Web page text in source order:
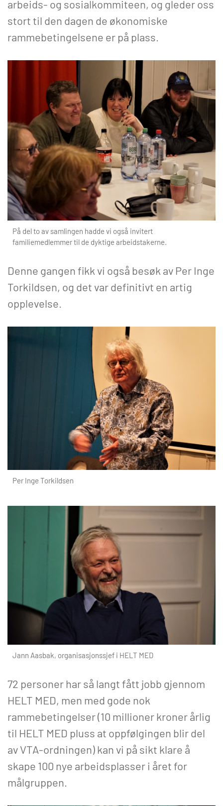
arbeids- og sosialkommiteen, og gleder oss
stort til den dagen de økonomiske
rammebetingelsene er på plass.
På del to av samlingen hadde vi også invitert
familiemedlemmer til de dyktige arbeidstakerne.
Denne gangen fikk vi også besøk av Per Inge
Torkildsen, og det var definitivt en artig
opplevelse.
Per Inge Torkildsen
Jann Aasbak, organisasjonssjef i HELT MED
72 personer har så langt fått jobb gjennom
HELT MED, men med gode nok
rammebetingelser (10 millioner kroner årlig
til HELT MED pluss at oppfølgingen blir del
av VTA-ordningen) kan vi på sikt klare å
skape 100 nye arbeidsplasser i året for
målgruppen.